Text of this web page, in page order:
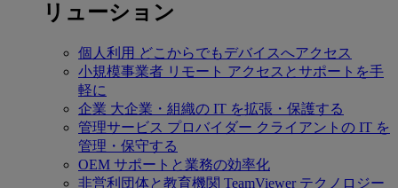
リューション
個人利用 どこからでもデバイスへアクセス
小規模事業者 リモート アクセスとサポートを手
軽に
企業 大企業・組織の IT を拡張・保護する
管理サービス プロバイダー クライアントの IT を
管理・保守する
OEM サポートと業務の効率化
非営利団体と教育機関 TeamViewer テクノロジー